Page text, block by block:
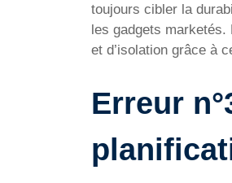
toujours cibler la
les gadgets
et d’isolation grâce à
Erreur